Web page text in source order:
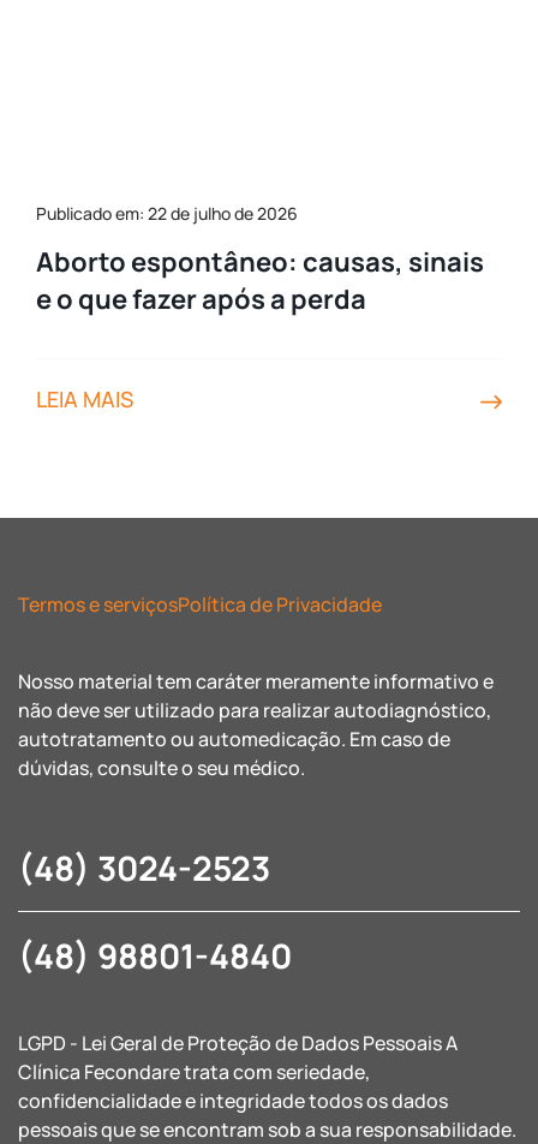
Publicado em: 22 de julho de 2026
Aborto espontâneo: causas, sinais
e o que fazer após a perda
LEIA MAIS
Termos e serviçosPolítica de Privacidade
Nosso material tem caráter meramente informativo e
não deve ser utilizado para realizar autodiagnóstico,
autotratamento ou automedicação. Em caso de
dúvidas, consulte o seu médico.
(48) 3024-2523
(48) 98801-4840
LGPD - Lei Geral de Proteção de Dados Pessoais A
Clínica Fecondare trata com seriedade,
confidencialidade e integridade todos os dados
pessoais que se encontram sob a sua responsabilidade.